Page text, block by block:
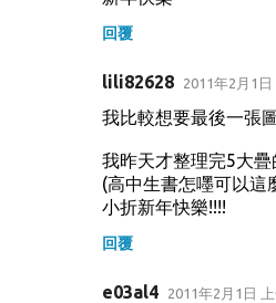
回覆
lili82628 2011年2月1
我比較想要最後一張
我昨天才整理完5大
(高中生書怎嚜可以這
小折新年快樂!!!!
回覆
e03al4 2011年2月1日